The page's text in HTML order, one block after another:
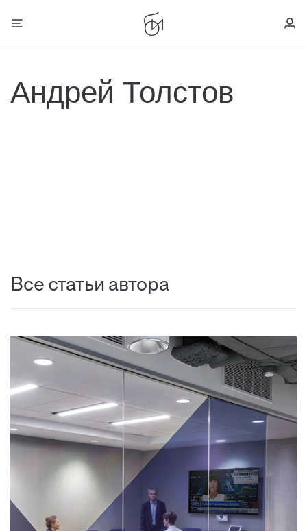
Андрей Толстов
Все статьи автора